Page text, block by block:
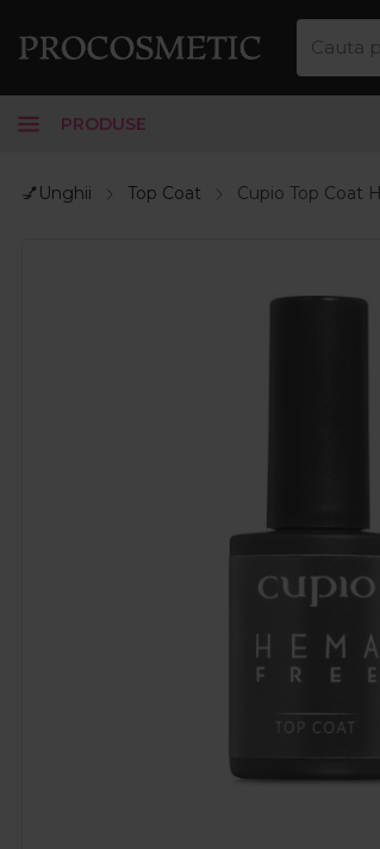
PRODUSE
💅Unghii Top Coat Cupio Top Coat